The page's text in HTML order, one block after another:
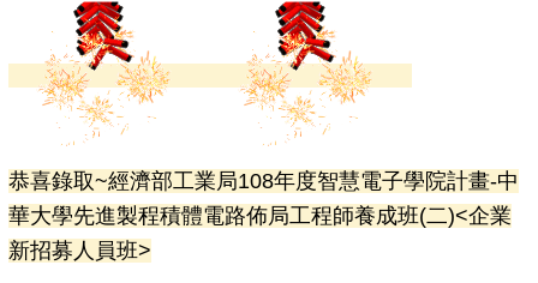
恭喜錄取~經濟部工業局108年度智慧電子學院計畫-中
華大學先進製程積體電路佈局工程師養成班(二)<企業
新招募人員班>